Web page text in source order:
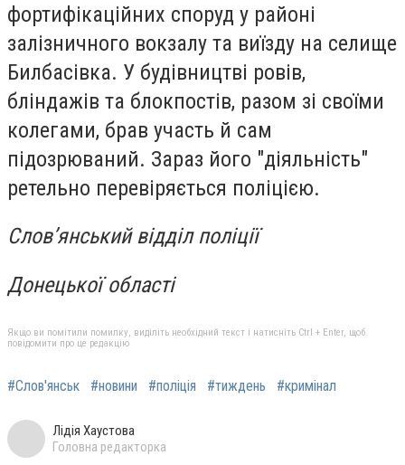
фортифікаційних споруд у районі
залізничного вокзалу та виїзду на селище
Билбасівка. У будівництві ровів,
бліндажів та блокпостів, разом зі своїми
колегами, брав участь й сам
підозрюваний. Зараз його "діяльність"
ретельно перевіряється поліцією.
Слов’янський відділ поліції
Донецької області
Якщо ви помітили помилку, виділіть необхідний текст і натисніть Ctrl + Enter, щоб
повідомити про це редакцію
#Слов'янськ #новини #поліція #тиждень #кримінал
Лідія Хаустова
Головна редакторка